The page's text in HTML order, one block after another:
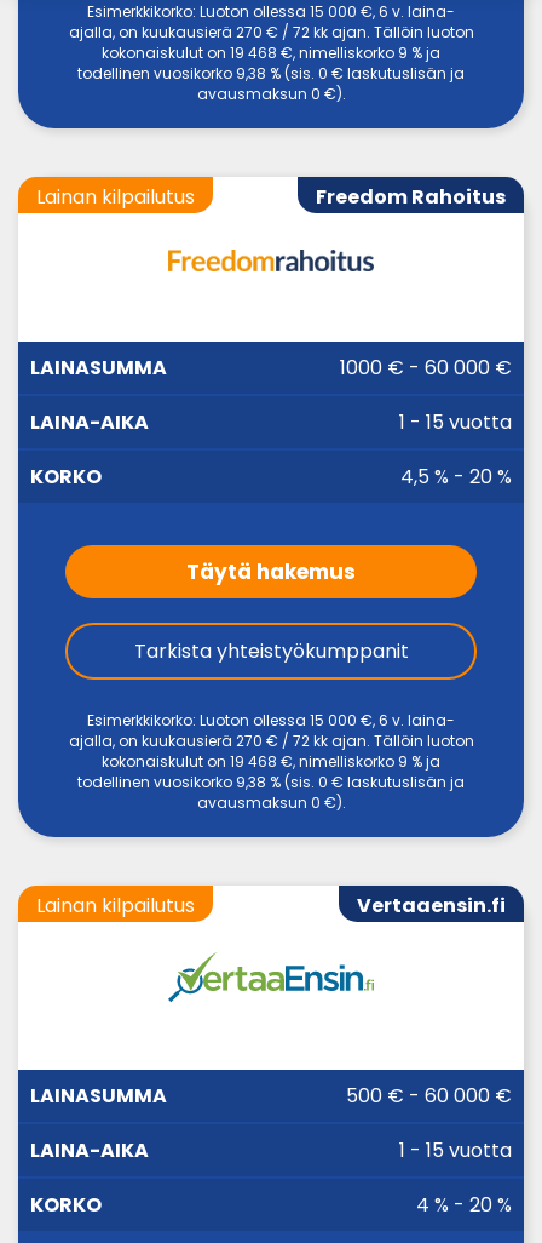
Esimerkkikorko: Luoton ollessa 15 000 €, 6 v. laina-
ajalla, on kuukausierä 270 € / 72 kk ajan. Tällöin luoton
kokonaiskulut on 19 468 €, nimelliskorko 9 % ja
todellinen vuosikorko 9,38 % (sis. 0 € laskutuslisän ja
avausmaksun 0 €).
Freedom Rahoitus
Lainan kilpailutus
LAINASUMMA KORKO1000 € - 60 000 €
1 - 15 vuotta
4,5 % - 20 %
Täytä hakemus
Tarkista yhteistyökumppanit
Esimerkkikorko: Luoton ollessa 15 000 €, 6 v. laina-
ajalla, on kuukausierä 270 € / 72 kk ajan. Tällöin luoton
kokonaiskulut on 19 468 €, nimelliskorko 9 % ja
todellinen vuosikorko 9,38 % (sis. 0 € laskutuslisän ja
avausmaksun 0 €).
Vertaaensin.fi
Lainan kilpailutus
LAINASUMMA KORKO500 € - 60 000 €
1 - 15 vuotta
4 % - 20 %